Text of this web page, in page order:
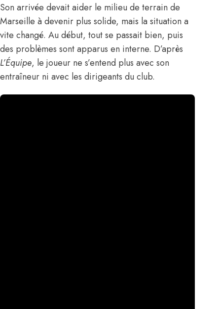
Son arrivée devait aider le milieu de terrain de
Marseille à devenir plus solide, mais la situation a
vite changé. Au début, tout se passait bien, puis
des problèmes sont apparus en interne. D’après
L’Équipe, le joueur ne s’entend plus avec son
entraîneur ni avec les dirigeants du club.